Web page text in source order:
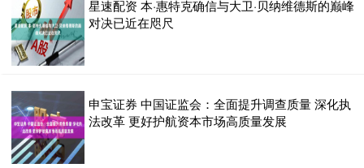
星速配资 本·惠特克确信与大卫·贝纳维德斯的巅峰
对决已近在咫尺
申宝证券 中国证监会：全面提升调查质量 深化执
法改革 更好护航资本市场高质量发展